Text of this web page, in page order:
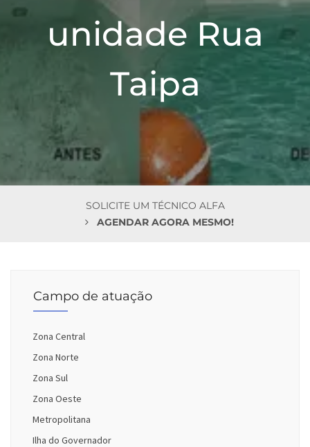
unidade Rua
Taipa
SOLICITE UM TÉCNICO ALFA
AGENDAR AGORA MESMO!
Campo de atuação
Zona Central
Zona Norte
Zona Sul
Zona Oeste
Metropolitana
Ilha do Governador